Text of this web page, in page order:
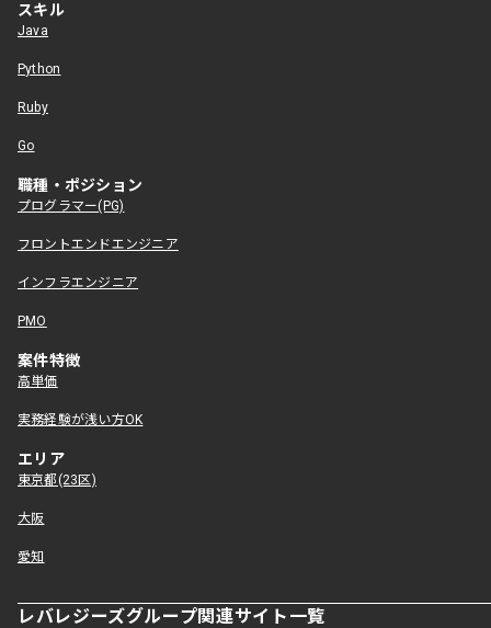
スキル
Java
Python
Ruby
Go
職種・ポジション
プログラマー(PG)
フロントエンドエンジニア
インフラエンジニア
PMO
案件特徴
高単価
実務経験が浅い方OK
エリア
東京都(23区)
大阪
愛知
レバレジーズグループ関連サイト一覧